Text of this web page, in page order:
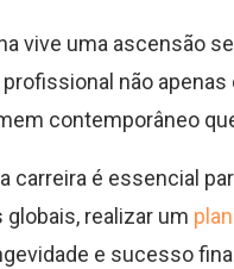
vive uma ascensão
não
contemporâneo
carreira é essencial
realizar um
e sucesso